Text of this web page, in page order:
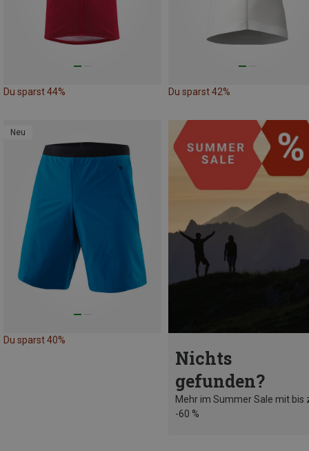
Du sparst 44% Du sparst 42%
Neu
Du sparst 40%
Nichts
gefunden?
Mehr im Summer Sale mit bis
-60 %